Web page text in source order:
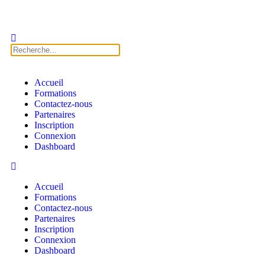
Accueil
Formations
Contactez-nous
Partenaires
Inscription
Connexion
Dashboard
Accueil
Formations
Contactez-nous
Partenaires
Inscription
Connexion
Dashboard